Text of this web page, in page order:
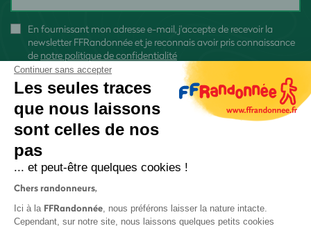
En fournissant mon adresse e-mail, j'accepte de recevoir la
newsletter FFRandonnée et je reconnais avoir pris connaissance
de notre politique de confidentialité
Continuer sans accepter
Les seules traces
que nous laissons
sont celles de nos
pas
... et peut-être quelques cookies !
Chers randonneurs,
Ici à la FFRandonnée, nous préférons laisser la nature intacte.
Cependant, sur notre site, nous laissons quelques petits cookies